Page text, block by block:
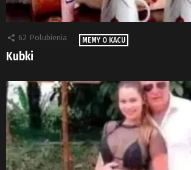
62 Polubienia MEMY O KACU
Kubki